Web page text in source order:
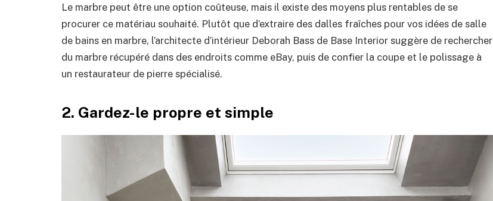
Le marbre peut être une option coûteuse, mais il existe des moyens plus rentables de se
procurer ce matériau souhaité. Plutôt que d’extraire des dalles fraîches pour vos idées de salle
de bains en marbre, l’architecte d’intérieur Deborah Bass de Base Interior suggère de rechercher
du marbre récupéré dans des endroits comme eBay, puis de confier la coupe et le polissage à
un restaurateur de pierre spécialisé.
2. Gardez-le propre et simple